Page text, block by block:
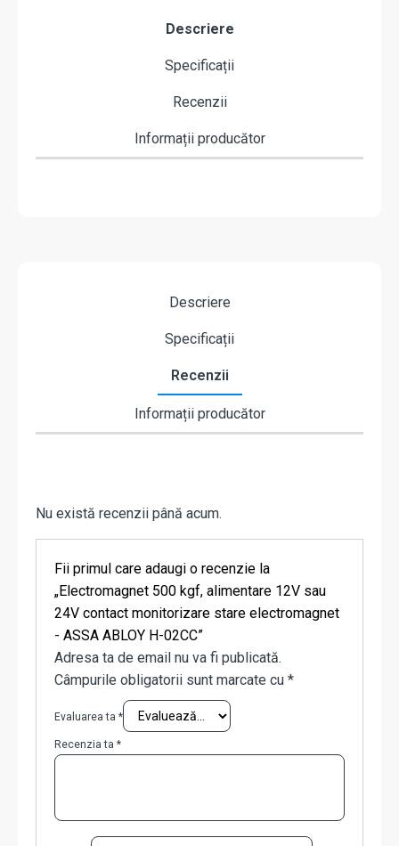
Descriere
Specificații
Recenzii
Informații producător
Descriere
Specificații
Recenzii
Informații producător
Nu există recenzii până acum.
Fii primul care adaugi o recenzie la
„Electromagnet 500 kgf, alimentare 12V sau
24V contact monitorizare stare electromagnet
- ASSA ABLOY H-02CC”
Adresa ta de email nu va fi publicată.
Câmpurile obligatorii sunt marcate cu *
Evaluarea ta *
Recenzia ta *